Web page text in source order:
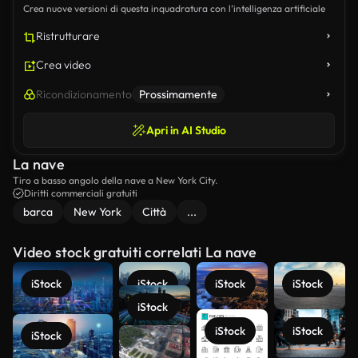
Crea nuove versioni di questa inquadratura con l’intelligenza artificiale
Ristrutturare
Crea video
Ricondizionamento Prossimamente
Apri in AI Studio
La nave
Tiro a basso angolo della nave a New York City.
Diritti commerciali gratuiti
barca New York Città ...
Video stock gratuiti correlati La nave
iStock
iStock
iStock
iStock
iStock
iStock
iStock
iStock